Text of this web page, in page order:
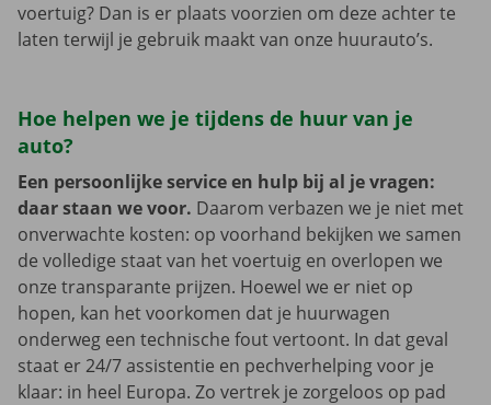
voertuig? Dan is er plaats voorzien om deze achter te
laten terwijl je gebruik maakt van onze huurauto’s.
Hoe helpen we je tijdens de huur van je
auto?
Een persoonlijke service en hulp bij al je vragen:
daar staan we voor. Daarom verbazen we je niet met
onverwachte kosten: op voorhand bekijken we samen
de volledige staat van het voertuig en overlopen we
onze transparante prijzen. Hoewel we er niet op
hopen, kan het voorkomen dat je huurwagen
onderweg een technische fout vertoont. In dat geval
staat er 24/7 assistentie en pechverhelping voor je
klaar: in heel Europa. Zo vertrek je zorgeloos op pad